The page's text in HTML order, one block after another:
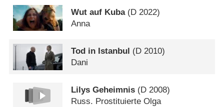
Wut auf Kuba(D 2022)
Anna
Tod in Istanbul (D 2010)
Dani
Lilys Geheimnis (D 2008)
Russ. Prostituierte Olga